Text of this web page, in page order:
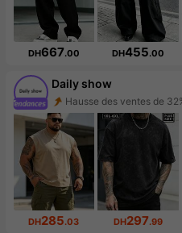
DH667.00 DH455.00
Daily show
Hausse des ventes de 32%
DH285.03 DH297.99